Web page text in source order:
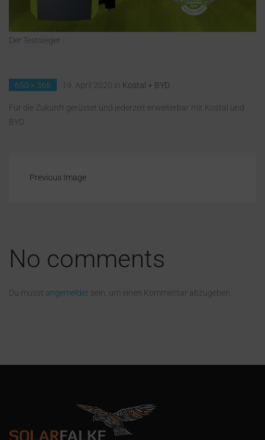
Der Testsieger
650 × 366 19. April 2020 in Kostal + BYD
Für die Zukunft gerüstet und jederzeit erweiterbar mit Kostal und
BYD
Previous Image
No comments
Du musst angemeldet sein, um einen Kommentar abzugeben.